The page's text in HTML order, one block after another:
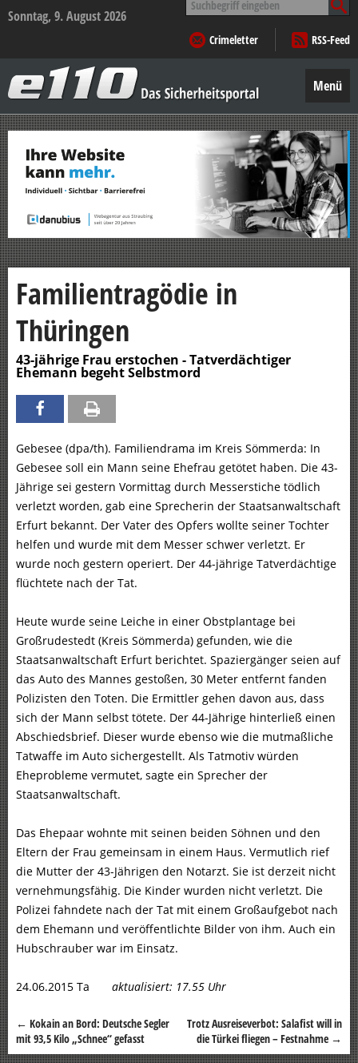
Sonntag, 9. August 2026
nach:
Crimeletter
RSS-Feed
–
Das
Sicherheitsportal
Menü
Zum
Inhalt
springen
Familientragödie in
Thüringen
43-jährige Frau erstochen - Tatverdächtiger
Ehemann begeht Selbstmord
Gebesee (dpa/th). Familiendrama im Kreis Sömmerda: In
Gebesee soll ein Mann seine Ehefrau getötet haben. Die 43-
Jährige sei gestern Vormittag durch Messerstiche tödlich
verletzt worden, gab eine Sprecherin der Staatsanwaltschaft
Erfurt bekannt. Der Vater des Opfers wollte seiner Tochter
helfen und wurde mit dem Messer schwer verletzt. Er
wurde noch gestern operiert. Der 44-jährige Tatverdächtige
flüchtete nach der Tat.
Heute wurde seine Leiche in einer Obstplantage bei
Großrudestedt (Kreis Sömmerda) gefunden, wie die
Staatsanwaltschaft Erfurt berichtet. Spaziergänger seien auf
das Auto des Mannes gestoßen, 30 Meter entfernt fanden
Polizisten den Toten. Die Ermittler gehen davon aus, dass
sich der Mann selbst tötete. Der 44-Jährige hinterließ einen
Abschiedsbrief. Dieser wurde ebenso wie die mutmaßliche
Tatwaffe im Auto sichergestellt. Als Tatmotiv würden
Eheprobleme vermutet, sagte ein Sprecher der
Staatsanwaltschaft.
Das Ehepaar wohnte mit seinen beiden Söhnen und den
Eltern der Frau gemeinsam in einem Haus. Vermutlich rief
die Mutter der 43-Jährigen den Notarzt. Sie ist derzeit nicht
vernehmungsfähig. Die Kinder wurden nicht verletzt. Die
Polizei fahndete nach der Tat mit einem Großaufgebot nach
dem Ehemann und veröffentlichte Bilder von ihm. Auch ein
Hubschrauber war im Einsatz.
24.06.2015 Ta aktualisiert: 17.55 Uhr
Beitragsnavigation
← Kokain an Bord: Deutsche Segler
mit 93,5 Kilo „Schnee“ gefasst
Trotz Ausreiseverbot: Salafist will in
die Türkei fliegen – Festnahme →